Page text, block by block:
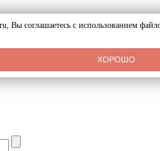
Вы соглашаетесь с использованием
ХОРОШО